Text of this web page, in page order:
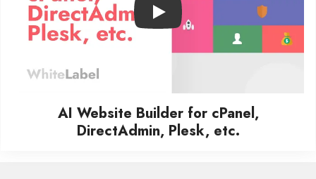
Play
AI Website Builder for cPanel,
DirectAdmin, Plesk, etc.